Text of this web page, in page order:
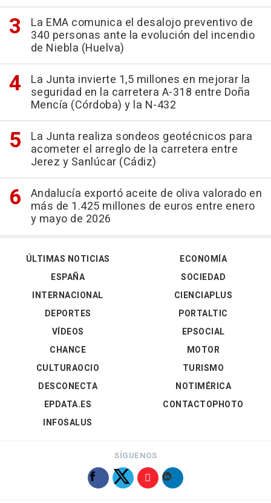
La EMA comunica el desalojo preventivo de
340 personas ante la evolución del incendio
de Niebla (Huelva)
La Junta invierte 1,5 millones en mejorar la
seguridad en la carretera A-318 entre Doña
Mencía (Córdoba) y la N-432
La Junta realiza sondeos geotécnicos para
acometer el arreglo de la carretera entre
Jerez y Sanlúcar (Cádiz)
Andalucía exportó aceite de oliva valorado en
más de 1.425 millones de euros entre enero
y mayo de 2026
ÚLTIMAS NOTICIAS
ESPAÑA
INTERNACIONAL
DEPORTES
VÍDEOS
ECONOMÍA
SOCIEDAD
CIENCIAPLUS
PORTALTIC
EPSOCIAL
CHANCE
CULTURAOCIO
DESCONECTA
EPDATA.ES
INFOSALUS
MOTOR
TURISMO
NOTIMÉRICA
CONTACTOPHOTO
SÍGUENOS